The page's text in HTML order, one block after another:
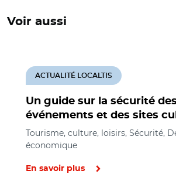
Voir aussi
Un guide sur la sécurité des
événements et des sites
ACTUALITÉ LOCALTIS
Tourisme, culture, loisirs, Sécurité,
économique
En savoir plus